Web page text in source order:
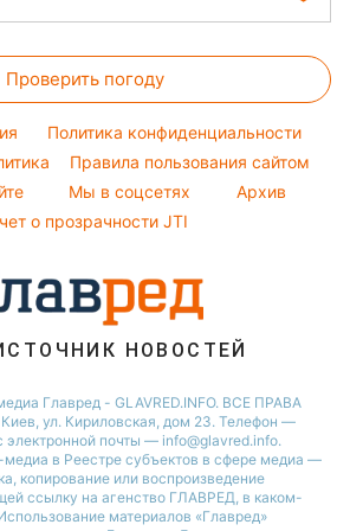
Проверить погоду
Политика конфиденциальности
Правила пользования сайтом
Мы в соцсетях
Архив
о прозрачности JTI
НОВОСТЕЙ
Главред - GLAVRED.INFO. ВСЕ ПРАВА
ул. Кириловская, дом 23. Телефон —
почты — info@glavred.info.
медиа в Реестре cубъектов в сфере медиа —
копирование или воспроизведение
ссылку на агенство ГЛАВРЕД, в каком-
материалов «Главред»